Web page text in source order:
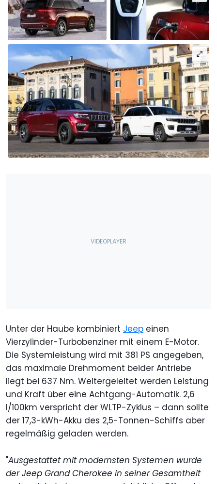
Unter der Haube kombiniert Jeep einen
Vierzylinder-Turbobenziner mit einem E-Motor.
Die Systemleistung wird mit 381 PS angegeben,
das maximale Drehmoment beider Antriebe
liegt bei 637 Nm. Weitergeleitet werden Leistung
und Kraft über eine Achtgang-Automatik. 2,6
l/100km verspricht der WLTP-Zyklus – dann sollte
der 17,3-kWh-Akku des 2,5-Tonnen-Schiffs aber
regelmäßig geladen werden.
"Ausgestattet mit modernsten Systemen wurde
der Jeep Grand Cherokee in seiner Gesamtheit